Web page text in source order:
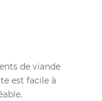
de viande
est facile à